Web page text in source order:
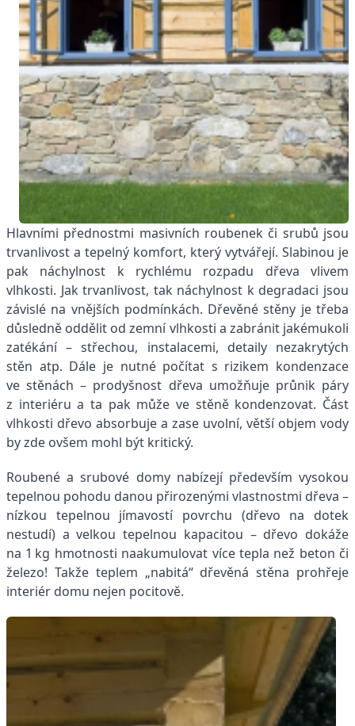
Hlavními přednostmi masivních roubenek či srubů jsou
trvanlivost a tepelný komfort, který vytvářejí. Slabinou je
pak náchylnost k rychlému rozpadu dřeva vlivem
vlhkosti. Jak trvanlivost, tak náchylnost k degradaci jsou
závislé na vnějších podmínkách. Dřevěné stěny je třeba
důsledně oddělit od zemní vlhkosti a zabránit jakémukoli
zatékání – střechou, instalacemi, detaily nezakrytých
stěn atp. Dále je nutné počítat s rizikem kondenzace
ve stěnách – prodyšnost dřeva umožňuje průnik páry
z interiéru a ta pak může ve stěně kondenzovat. Část
vlhkosti dřevo absorbuje a zase uvolní, větší objem vody
by zde ovšem mohl být kritický.
Roubené a srubové domy nabízejí především vysokou
tepelnou pohodu danou přirozenými vlastnostmi dřeva –
nízkou tepelnou jímavostí povrchu (dřevo na dotek
nestudí) a velkou tepelnou kapacitou – dřevo dokáže
na 1 kg hmotnosti naakumulovat více tepla než beton či
železo! Takže teplem „nabitá“ dřevěná stěna prohřeje
interiér domu nejen pocitově.